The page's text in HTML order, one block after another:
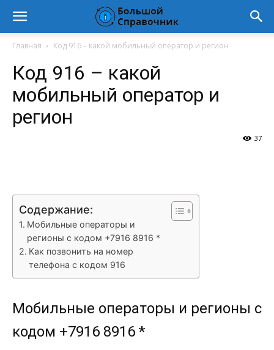
Главная Код 916 – какой мобильный оператор и регион
Код 916 – какой
мобильный оператор и
регион
37
Содержание:
Мобильные операторы и
регионы с кодом +7916 8916 *
Как позвонить на номер
телефона с кодом 916
Мобильные операторы и регионы с
кодом +7916 8916 *